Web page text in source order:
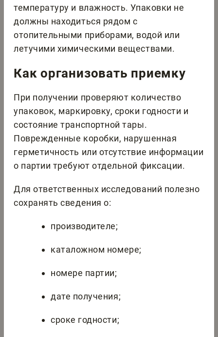
температуру и влажность. Упаковки не
должны находиться рядом с
отопительными приборами, водой или
летучими химическими веществами.
Как организовать приемку
При получении проверяют количество
упаковок, маркировку, сроки годности и
состояние транспортной тары.
Поврежденные коробки, нарушенная
герметичность или отсутствие информации
о партии требуют отдельной фиксации.
Для ответственных исследований полезно
сохранять сведения о:
производителе;
каталожном номере;
номере партии;
дате получения;
сроке годности;